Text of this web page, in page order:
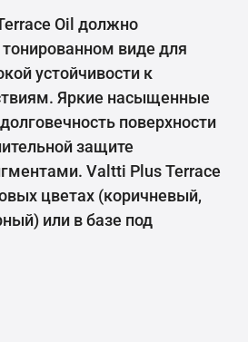
Oil должно
тонированном виде для
устойчивости к
Яркие насыщенные
поверхности
защите
Valtti Plus Terrace
цветах (коричневый,
или в базе под